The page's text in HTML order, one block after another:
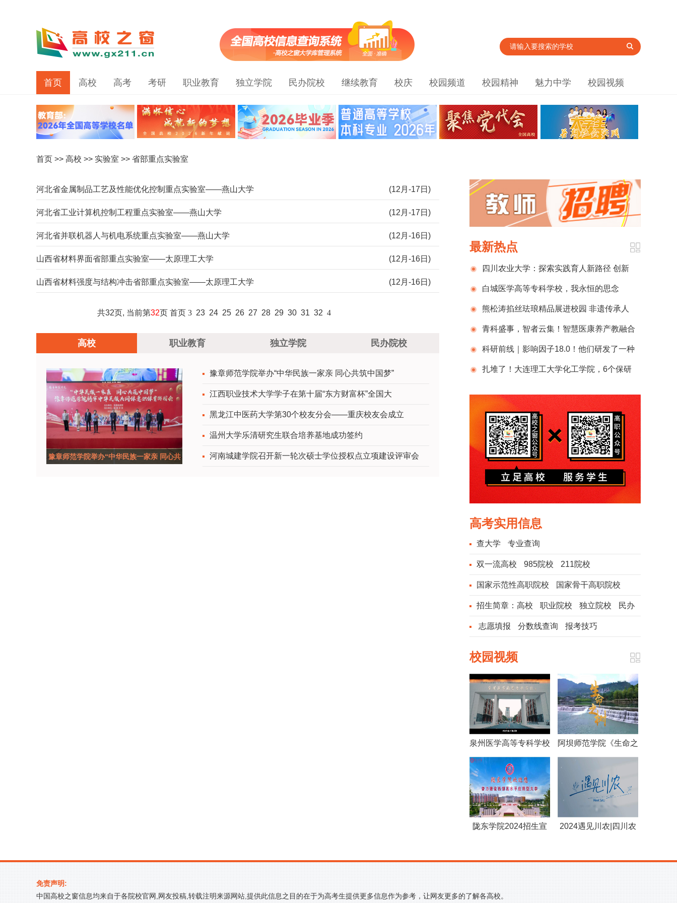
首页 高校 高考 考研 职业教育 独立学院 民办院校 继续教育 校庆 校园频道 校园精神 魅力中学 校园视频
首页 >> 高校 >> 实验室 >> 省部重点实验室
河北省金属制品工艺及性能优化控制重点实验室——燕山大学 (12月-17日)
河北省工业计算机控制工程重点实验室——燕山大学 (12月-17日)
河北省并联机器人与机电系统重点实验室——燕山大学 (12月-16日)
山西省材料界面省部重点实验室——太原理工大学 (12月-16日)
山西省材料强度与结构冲击省部重点实验室——太原理工大学 (12月-16日)
共32页, 当前第32页 首页 3 23 24 25 26 27 28 29 30 31 32 4
高校 职业教育 独立学院 民办院校
豫章师范学院举办“中华民族一家亲 同心共
豫章师范学院举办“中华民族一家亲 同心共筑中国梦”
江西职业技术大学学子在第十届“东方财富杯”全国大
黑龙江中医药大学第30个校友分会——重庆校友会成立
温州大学乐清研究生联合培养基地成功签约
河南城建学院召开新一轮次硕士学位授权点立项建设评审会
最新热点
四川农业大学：探索实践育人新路径 创新
人才培育见成效
白城医学高等专科学校，我永恒的思念
熊松涛掐丝珐琅精品展进校园 非遗传承人
寄语文创学子
青科盛事，智者云集！智慧医康养产教融合
发展论坛在浙江东方职业技术学院成功举办
科研前线｜影响因子18.0！他们研发了一种
新型工程化外泌体疫苗
扎堆了！大连理工大学化工学院，6个保研
高考实用信息
查大学 专业查询
双一流高校 985院校 211院校
国家示范性高职院校 国家骨干高职院校
招生简章： 高校 职业院校 独立院校 民办
院校志愿填报 分数线查询 报考技巧
校园视频
泉州医学高等专科学校
90周年宣传片
阿坝师范学院《生命之
陇东学院2024招生宣 2024遇见川农|四川农
免责声明:
中国高校之窗信息均来自于各院校官网,网友投稿,转载注明来源网站,提供此信息之目的在于为高考生提供更多信息作为参考，让网友更多的了解各高校。